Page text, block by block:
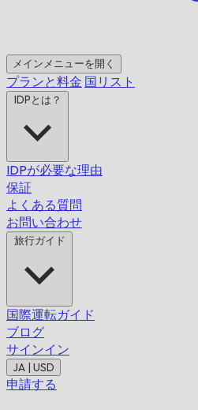
メインメニューを開く
プランと料金 国リスト
IDPとは？
IDPが必要な理由
保証
よくある質問
お問い合わせ
旅行ガイド
国際運転ガイド
ブログ
サインイン
JA | USD
申請する